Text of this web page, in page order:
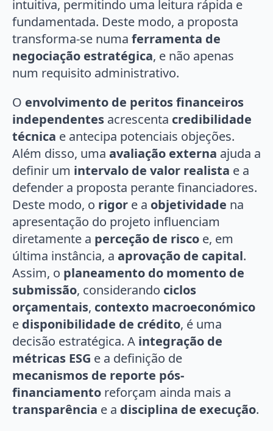
intuitiva, permitindo uma leitura rápida e
fundamentada. Deste modo, a proposta
transforma-se numa ferramenta de
negociação estratégica, e não apenas
num requisito administrativo.
O envolvimento de peritos financeiros
independentes acrescenta credibilidade
técnica e antecipa potenciais objeções.
Além disso, uma avaliação externa ajuda a
definir um intervalo de valor realista e a
defender a proposta perante financiadores.
Deste modo, o rigor e a objetividade na
apresentação do projeto influenciam
diretamente a perceção de risco e, em
última instância, a aprovação de capital.
Assim, o planeamento do momento de
submissão, considerando ciclos
orçamentais, contexto macroeconómico
e disponibilidade de crédito, é uma
decisão estratégica. A integração de
métricas ESG e a definição de
mecanismos de reporte pós-
financiamento reforçam ainda mais a
transparência e a disciplina de execução.